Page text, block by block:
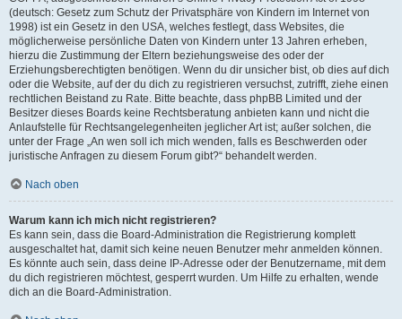
(deutsch: Gesetz zum Schutz der Privatsphäre von Kindern im Internet von
1998) ist ein Gesetz in den USA, welches festlegt, dass Websites, die
möglicherweise persönliche Daten von Kindern unter 13 Jahren erheben,
hierzu die Zustimmung der Eltern beziehungsweise des oder der
Erziehungsberechtigten benötigen. Wenn du dir unsicher bist, ob dies auf dich
oder die Website, auf der du dich zu registrieren versuchst, zutrifft, ziehe einen
rechtlichen Beistand zu Rate. Bitte beachte, dass phpBB Limited und der
Besitzer dieses Boards keine Rechtsberatung anbieten kann und nicht die
Anlaufstelle für Rechtsangelegenheiten jeglicher Art ist; außer solchen, die
unter der Frage „An wen soll ich mich wenden, falls es Beschwerden oder
juristische Anfragen zu diesem Forum gibt?“ behandelt werden.
Nach oben
Warum kann ich mich nicht registrieren?
Es kann sein, dass die Board-Administration die Registrierung komplett
ausgeschaltet hat, damit sich keine neuen Benutzer mehr anmelden können.
Es könnte auch sein, dass deine IP-Adresse oder der Benutzername, mit dem
du dich registrieren möchtest, gesperrt wurden. Um Hilfe zu erhalten, wende
dich an die Board-Administration.